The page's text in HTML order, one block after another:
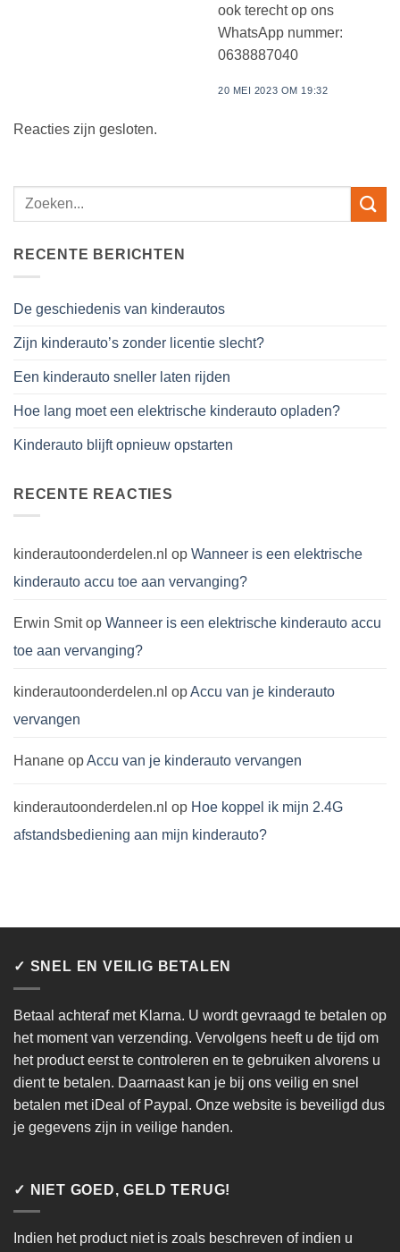
ook terecht op ons
WhatsApp nummer:
0638887040
20 MEI 2023 OM 19:32
Reacties zijn gesloten.
RECENTE BERICHTEN
De geschiedenis van kinderautos
Zijn kinderauto’s zonder licentie slecht?
Een kinderauto sneller laten rijden
Hoe lang moet een elektrische kinderauto opladen?
Kinderauto blijft opnieuw opstarten
RECENTE REACTIES
kinderautoonderdelen.nl op Wanneer is een elektrische
kinderauto accu toe aan vervanging?
Erwin Smitop Wanneer is een elektrische kinderauto accu
toe aan vervanging?
kinderautoonderdelen.nl opAccu van je kinderauto
vervangen
Hanane opAccu van je kinderauto vervangen
kinderautoonderdelen.nl op Hoe koppel ik mijn 2.4G
afstandsbediening aan mijn kinderauto?
✓ SNEL EN VEILIG BETALEN
Betaal achteraf met Klarna. U wordt gevraagd te betalen op
het moment van verzending. Vervolgens heeft u de tijd om
het product eerst te controleren en te gebruiken alvorens u
dient te betalen. Daarnaast kan je bij ons veilig en snel
betalen met iDeal of Paypal. Onze website is beveiligd dus
je gegevens zijn in veilige handen.
✓ NIET GOED, GELD TERUG!
Indien het product niet is zoals beschreven of indien u